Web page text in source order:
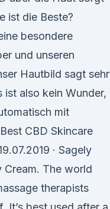
ist die Beste?
besondere
und unseren
Hautbild sagt sehr
ist also kein Wunder,
mit
CBD Skincare
· Sagely
Cream. The world
therapists